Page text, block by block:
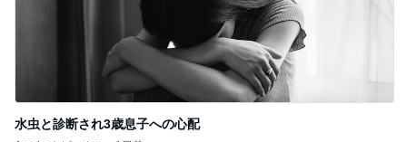
記事を読む
我慢をやめてお義母さんへ返した言葉
Amebaトピックス 1日前